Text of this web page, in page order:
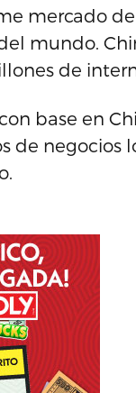
mercado
mundo.
de
base en
de negocios